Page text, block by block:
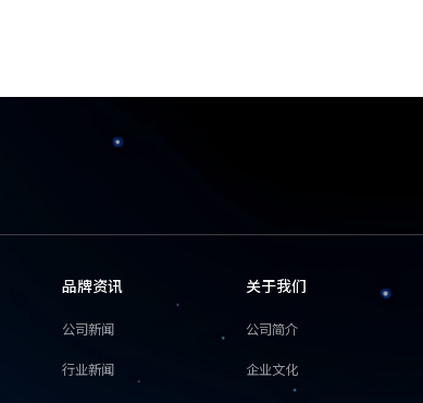
品牌资讯
公司新闻
行业新闻
关于我们
公司简介
企业文化